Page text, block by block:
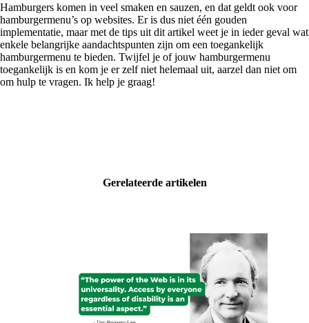
Hamburgers komen in veel smaken en sauzen, en dat geldt ook voor
hamburgermenu’s op websites. Er is dus niet één gouden
implementatie, maar met de tips uit dit artikel weet je in ieder geval wat
enkele belangrijke aandachtspunten zijn om een toegankelijk
hamburgermenu te bieden. Twijfel je of jouw hamburgermenu
toegankelijk is en kom je er zelf niet helemaal uit, aarzel dan niet om
om hulp te vragen. Ik help je graag!
Gerelateerde artikelen